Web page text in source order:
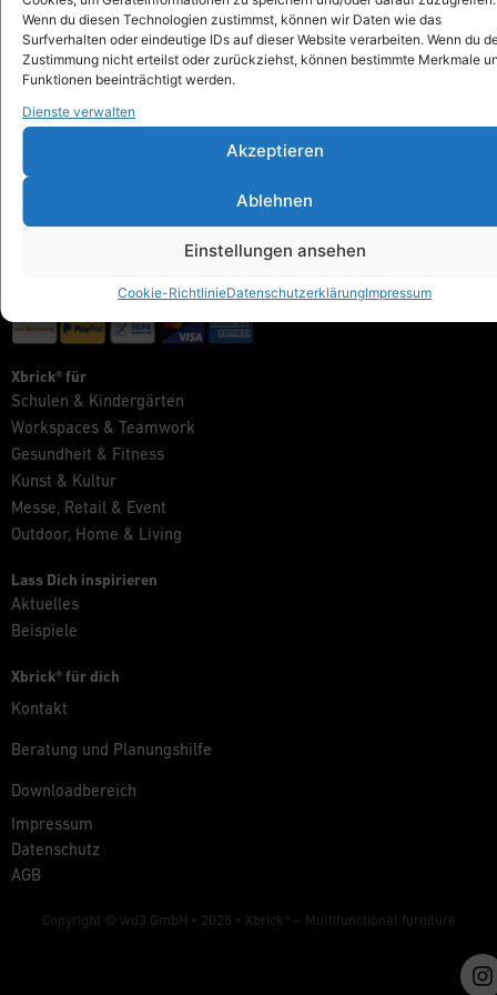
Wenn du diesen Technologien zustimmst, können wir Daten wie das
Surfverhalten oder eindeutige IDs auf dieser Website verarbeiten. Wenn du
Zustimmung nicht erteilst oder zurückziehst, können bestimmte Merkmale
Funktionen beeinträchtigt werden.
Dienste verwalten
Akzeptieren
Ablehnen
Einstellungen ansehen
Cookie-RichtlinieDatenschutzerklärungImpressum
info@xbrick.eu
+49 711 284 977 20
Folge Xbrick®
Shop
Xbrick® Das Original
Xbrick® für
Schulen & Kindergärten
Workspaces & Teamwork
Gesundheit & Fitness
Kunst & Kultur
Messe, Retail & Event
Outdoor, Home & Living
Lass Dich inspirieren
Aktuelles
Beispiele
Xbrick® für dich
Kontakt
Beratung und Planungshilfe
Downloadbereich
Impressum
Datenschutz
AGB
Copyright © wd3 GmbH • 2025 • Xbrick® – Multifunctional furniture